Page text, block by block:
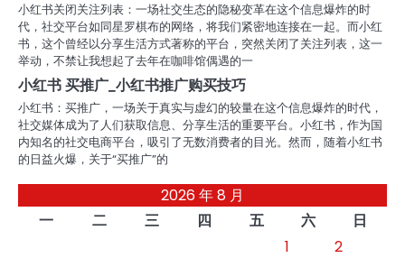
小红书关闭关注列表：一场社交生态的隐秘变革在这个信息爆炸的时
代，社交平台如同星罗棋布的网络，将我们紧密地连接在一起。而小红
书，这个曾经以分享生活方式著称的平台，突然关闭了关注列表，这一
举动，不禁让我想起了去年在咖啡馆偶遇的一
小红书 买推广_小红书推广购买技巧
小红书：买推广，一场关于真实与虚幻的较量在这个信息爆炸的时代，
社交媒体成为了人们获取信息、分享生活的重要平台。小红书，作为国
内知名的社交电商平台，吸引了无数消费者的目光。然而，随着小红书
的日益火爆，关于“买推广”的
2026 年 8 月
一
二 三 四 五 六
日
1
2